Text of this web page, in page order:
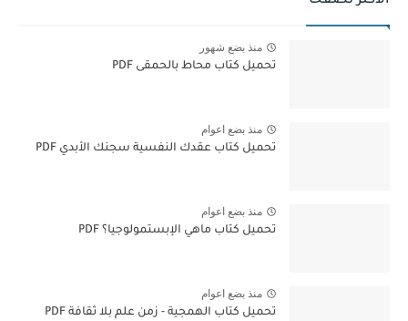
منذ بضع شهور
تحميل كتاب محاط بالحمقى PDF
منذ بضع اعوام
تحميل كتاب عقدك النفسية سجنك الأبدي PDF
منذ بضع اعوام
تحميل كتاب ماهي الإبستمولوجيا؟ PDF
منذ بضع اعوام
تحميل كتاب الهمجية - زمن علم بلا ثقافة PDF